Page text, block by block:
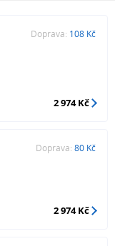
Doprava: 108 Kč
2 974 Kč
Doprava: 80 Kč
2 974 Kč